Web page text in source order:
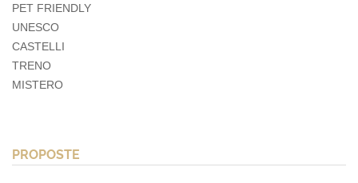
PET FRIENDLY
UNESCO
CASTELLI
TRENO
MISTERO
PROPOSTE